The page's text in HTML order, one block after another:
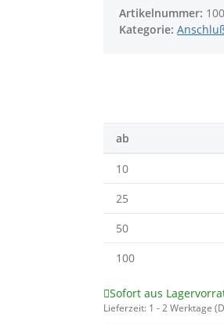
Artikelnummer:
Kategorie:
ab
10
25
50
100
Sofort aus
Lieferzeit: 1 - 2 Werktage